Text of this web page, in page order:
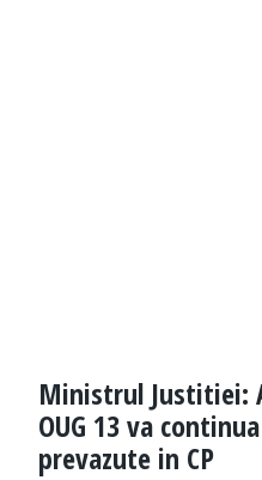
Ministrul Justitiei:
OUG 13 va
prevazute in CP